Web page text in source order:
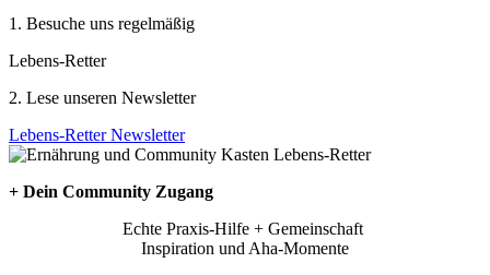
1. Besuche uns regelmäßig
Lebens-Retter
2. Lese unseren Newsletter
Lebens-Retter Newsletter
+ Dein Community Zugang
Echte Praxis-Hilfe + Gemeinschaft
Inspiration und Aha-Momente